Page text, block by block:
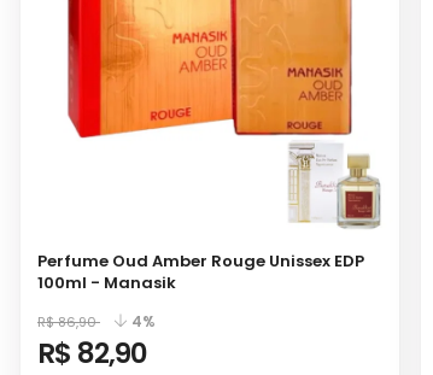
Perfume Oud Amber Rouge Unissex EDP
100ml - Manasik
R$ 86,90 4%
R$ 82,90